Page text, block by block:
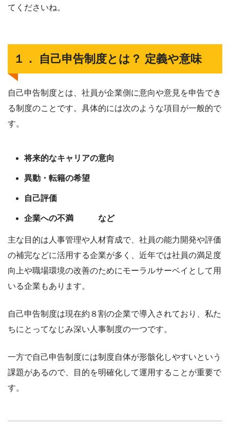
てくださいね。
１． 自己申告制度とは？ 定義や意味
自己申告制度とは、社員が企業側に意向や意見を申告でき
る制度のことです。具体的には次のような項目が一般的で
す。
将来的なキャリアの意向
異動・転籍の希望
自己評価
企業への不満 など
主な目的は人事管理や人材育成で、社員の能力開発や評価
の補完などに活用する企業が多く、近年では社員の満足度
向上や職場環境の改善のためにモーラルサーベイとして用
いる企業もあります。
自己申告制度は現在約８割の企業で導入されており、私た
ちにとってなじみ深い人事制度の一つです。
一方で自己申告制度には制度自体が形骸化しやすいという
課題があるので、目的を明確化して運用することが重要で
す。